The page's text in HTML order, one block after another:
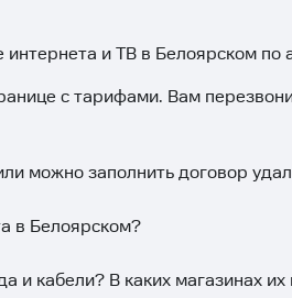
и ТВ в Белоярском по
с тарифами. Вам
можно заполнить договор
в Белоярском?
и кабели? В каких магазинах